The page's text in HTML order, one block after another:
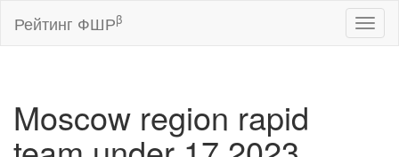
Рейтинг ФШРβ
Moscow region rapid